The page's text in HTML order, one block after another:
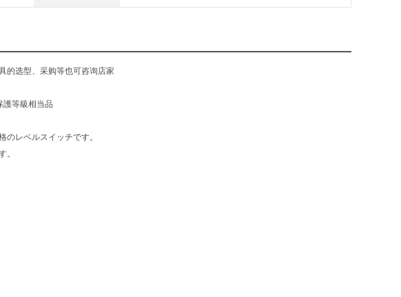
的选型、采购等也可咨询店家
護等級相当品
レベルスイッチです。
。